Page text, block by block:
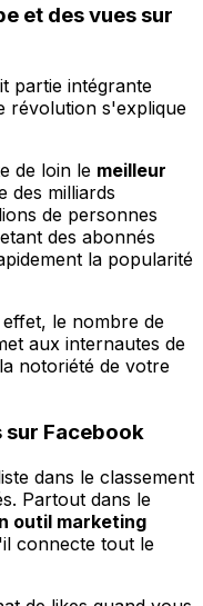
et des vues sur
partie intégrante
révolution s'explique
de loin le meilleur
des milliards
de personnes
des abonnés
la popularité
le nombre de
aux internautes de
notoriété de votre
sur Facebook
dans le classement
Partout dans le
outil marketing
connecte tout le